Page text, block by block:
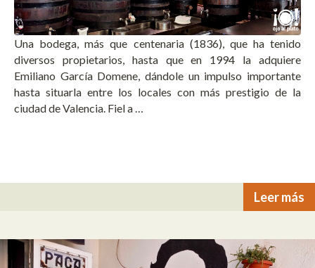
Una bodega, más que centenaria (1836), que ha tenido
diversos propietarios, hasta que en 1994 la adquiere
Emiliano García Domene, dándole un impulso importante
hasta situarla entre los locales con más prestigio de la
ciudad de Valencia. Fiel a …
Leer más